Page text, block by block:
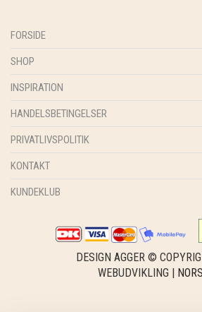
FORSIDE
SHOP
INSPIRATION
HANDELSBETINGELSER
PRIVATLIVSPOLITIK
KONTAKT
KUNDEKLUB
DESIGN AGGER ©
WEBUDVIKLING |